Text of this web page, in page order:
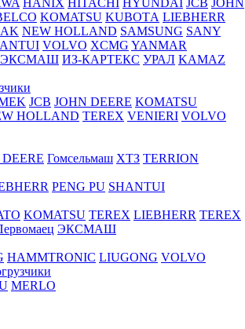
HANIX HITACHI HYUNDAI JCB JOHN
KOMATSU KUBOTА LIEBHERR
NEW HOLLAND SAMSUNG SANY
VOLVO XCMG YANMAR
ЭКСМАШ ИЗ-КАРТЕКС УРАЛ KAMAZ
JCB JOHN DEERE KOMATSU
HOLLAND TEREX VENIERI VOLVO
Гомсельмаш ХТЗ TERRION
PENG PU SHANTUI
KOMATSU TEREX LIEBHERR TEREX
ЭКСМАШ
HAMMTRONIC LIUGONG VOLVO
MERLO